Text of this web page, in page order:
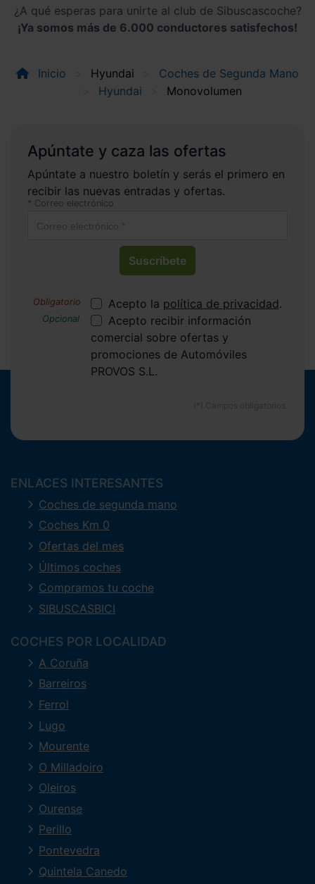
¿A qué esperas para unirte al club de Sibuscascoche?
¡Ya somos más de 6.000 conductores satisfechos!
Inicio Hyundai
Coches de Segunda Mano
Hyundai
Monovolumen
Apúntate y caza las ofertas
Apúntate a nuestro boletín y serás el primero en
recibir las nuevas entradas y ofertas.
Correo electrónico
Suscríbete
Acepto la política de privacidad.
Acepto recibir información
comercial sobre ofertas y
promociones de Automóviles
PROVOS S.L.
ENLACES INTERESANTES
Coches de segunda mano
Coches Km 0
Ofertas del mes
Últimos coches
Compramos tu coche
SIBUSCASBICI
COCHES POR LOCALIDAD
A Coruña
Barreiros
Ferrol
Lugo
Mourente
O Milladoiro
Oleiros
Ourense
Perillo
Pontevedra
Quintela Canedo